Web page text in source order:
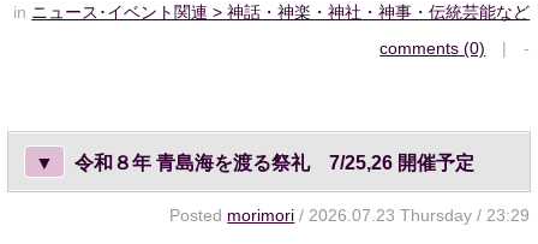
in ニュース･イベント関連 > 神話・神楽・神社・神事・伝統芸能など
comments (0) | -
▼ 令和８年 青島海を渡る祭礼 7/25,26 開催予定
Posted morimori / 2026.07.23 Thursday / 23:29